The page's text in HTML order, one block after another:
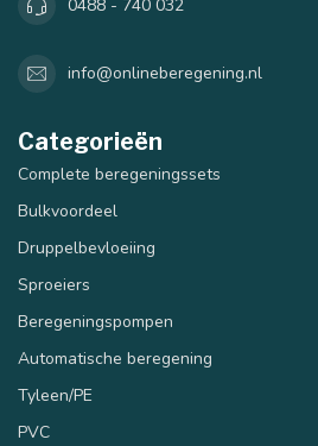
0488 - 740 032
info@onlineberegening.nl
Categorieën
Complete beregeningssets
Bulkvoordeel
Druppelbevloeiing
Sproeiers
Beregeningspompen
Automatische beregening
Tyleen/PE
PVC